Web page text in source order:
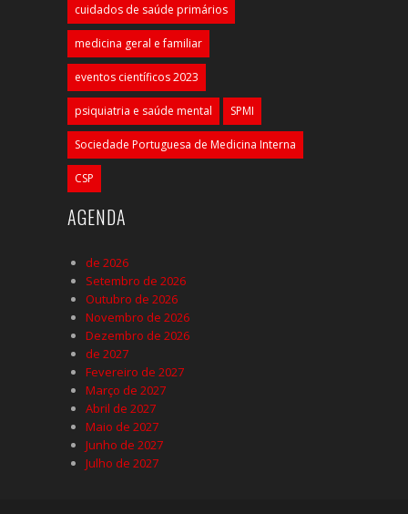
cuidados de saúde primários
medicina geral e familiar
eventos científicos 2023
psiquiatria e saúde mental SPMI
Sociedade Portuguesa de Medicina Interna
CSP
AGENDA
de 2026
Setembro de 2026
Outubro de 2026
Novembro de 2026
Dezembro de 2026
de 2027
Fevereiro de 2027
Março de 2027
Abril de 2027
Maio de 2027
Junho de 2027
Julho de 2027